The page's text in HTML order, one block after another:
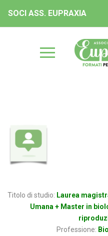
SOCI ASS. EUPRAXIA
Titolo di studio: Laurea
Umana + Master in
Professione: